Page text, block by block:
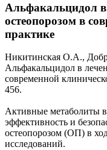
Альфакальцидол
остеопорозом в
практике
Никитинская О.А.,
Альфакальцидол в
современной
456.
Активные метаболиты
эффективность и
остеопорозом (ОП) в
исследований.